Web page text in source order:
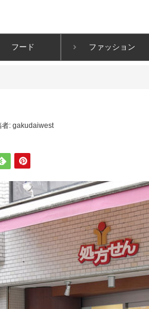
フード ファッション
者: gakudaiwest